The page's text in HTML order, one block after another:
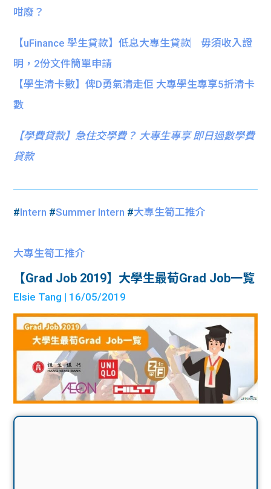
咁廢？
【uFinance 學生貸款】低息大專生貸款︳毋須收入證
明，2份文件簡單申請
【學生清卡數】俾D勇氣清走佢 大專學生專享5折清卡
數
【學費貸款】急住交學費？ 大專生專享 即日過數學費
貸款
#Intern #Summer Intern #大專生筍工推介
大專生筍工推介
【Grad Job 2019】大學生最荀Grad Job一覧
Elsie Tang | 16/05/2019